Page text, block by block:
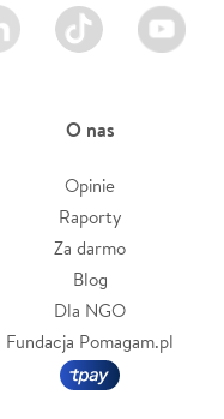
TikTok Youtube
O nas
Opinie
Raporty
Za darmo
Blog
Dla NGO
Fundacja Pomagam.pl